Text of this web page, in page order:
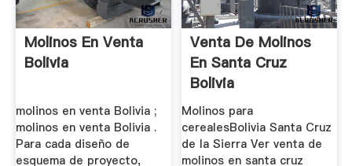
Molinos En Venta
Bolivia
molinos en venta Bolivia ;
molinos en venta Bolivia .
Para cada diseño de
esquema de proyecto,
Venta De Molinos
En Santa Cruz
Bolivia
Molinos para
cerealesBolivia Santa Cruz
de la Sierra Ver venta de
molinos en santa cruz